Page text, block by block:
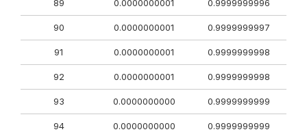
89 0.0000000001 0.9999999996
90 0.0000000001 0.9999999997
91 0.0000000001 0.9999999998
92 0.0000000001 0.9999999998
93 0.0000000000 0.9999999999
94 0.0000000000 0.9999999999